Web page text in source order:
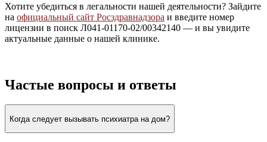
Хотите убедиться в легальности нашей деятельности? Зайдите
на официальный сайт Росздравнадзора и введите номер
лицензии в поиск Л041-01170-02/00342140 — и вы увидите
актуальные данные о нашей клинике.
Частые вопросы и ответы
Когда следует вызывать психиатра на дом?